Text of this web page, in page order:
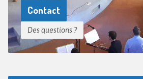
Contact
Des questions ?